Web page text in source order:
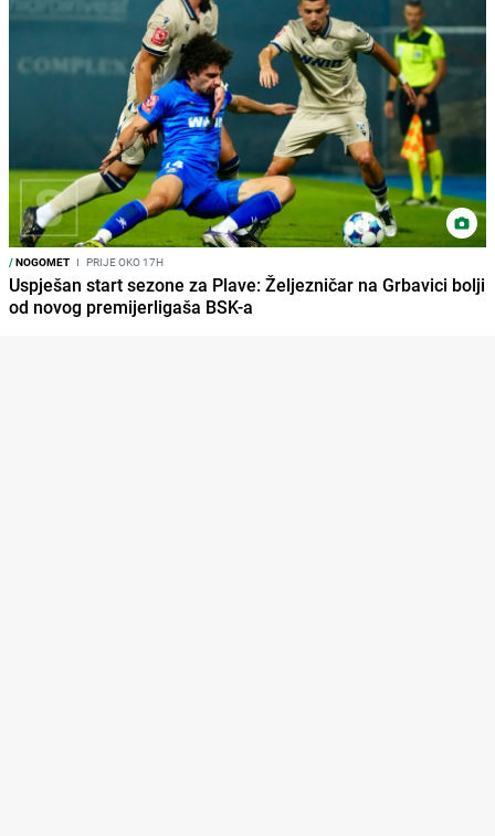
/NOGOMET I PRIJE OKO 17H
Uspješan start sezone za Plave: Željezničar na Grbavici bolji
od novog premijerligaša BSK-a